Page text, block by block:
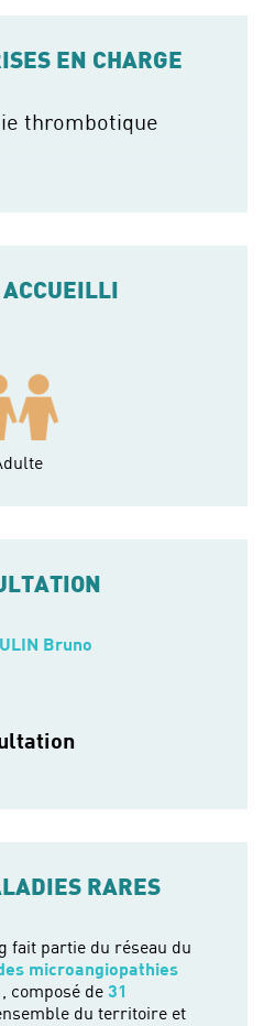
EN CHARGE
thrombotique
Bruno
RARES
fait partie du réseau du
microangiopathies
, composé de 31
du territoire et